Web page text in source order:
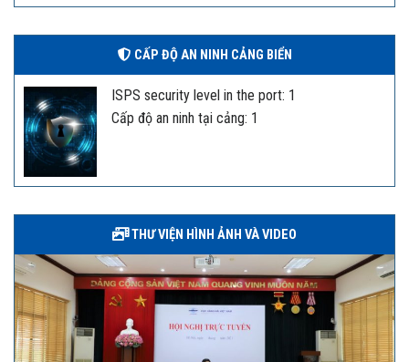
CẤP ĐỘ AN NINH CẢNG BIỂN
ISPS security level in the port: 1
Cấp độ an ninh tại cảng: 1
THƯ VIỆN HÌNH ẢNH VÀ VIDEO